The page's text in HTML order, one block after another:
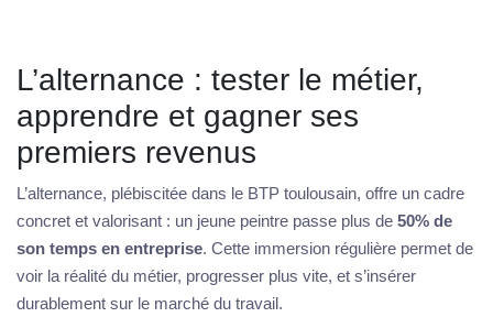
L’alternance : tester le métier,
apprendre et gagner ses
premiers revenus
L’alternance, plébiscitée dans le BTP toulousain, offre un cadre
concret et valorisant : un jeune peintre passe plus de 50% de
son temps en entreprise. Cette immersion régulière permet de
voir la réalité du métier, progresser plus vite, et s’insérer
durablement sur le marché du travail.